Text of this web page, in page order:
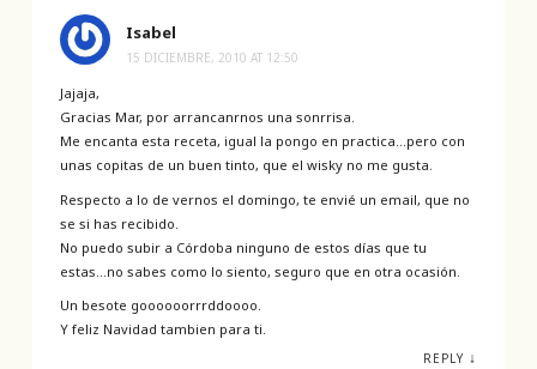
Isabel
15 DICIEMBRE, 2010 AT 12:50
Jajaja,
Gracias Mar, por arrancanrnos una sonrrisa.
Me encanta esta receta, igual la pongo en practica…pero con
unas copitas de un buen tinto, que el wisky no me gusta.
Respecto a lo de vernos el domingo, te envié un email, que no
se si has recibido.
No puedo subir a Córdoba ninguno de estos días que tu
estas…no sabes como lo siento, seguro que en otra ocasión.
Un besote goooooorrrddoooo.
Y feliz Navidad tambien para ti.
REPLY ↓